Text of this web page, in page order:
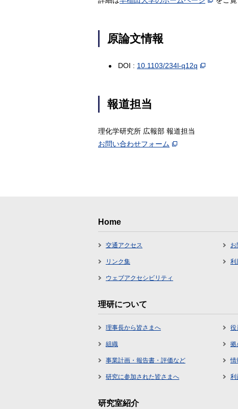
原論文情報
DOI : 10.1103/234l-q12q
報道担当
理化学研究所 広報部 報道担当
お問い合わせフォーム
Home
交通アクセス お
リンク集 利
ウェブアクセシビリティ
理研について
理事長から皆さまへ 役
組織 拠
事業計画・報告書・評価など 情
研究に参加された皆さまへ 利
研究室紹介